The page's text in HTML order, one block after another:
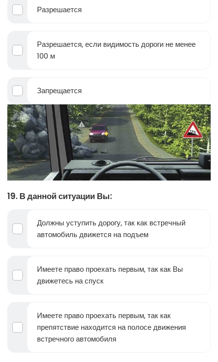
Разрешается
Разрешается, если видимость дороги не менее
100 м
Запрещается
19. В данной ситуации Вы:
Должны уступить дорогу, так как встречный
автомобиль движется на подъем
Имеете право проехать первым, так как Вы
движетесь на спуск
Имеете право проехать первым, так как
препятствие находится на полосе движения
встречного автомобиля